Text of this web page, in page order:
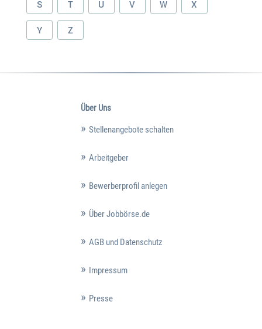
S T U V W X
Y Z
Über Uns
Stellenangebote schalten
Arbeitgeber
Bewerberprofil anlegen
Über Jobbörse.de
AGB und Datenschutz
Impressum
Presse